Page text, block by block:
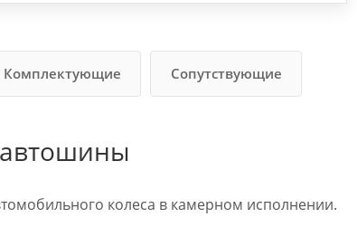
Комплектующие Сопутствующие
колеса в камерном исполнении.